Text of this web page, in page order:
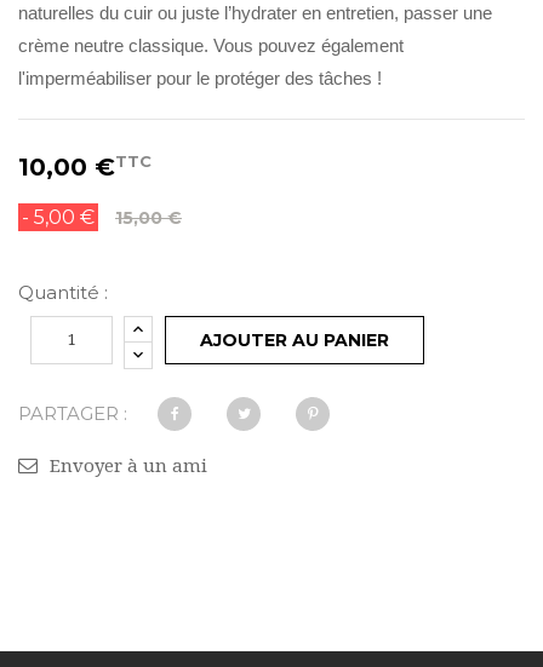
naturelles du cuir ou juste l’hydrater en entretien, passer une
crème neutre classique. Vous pouvez également
l'imperméabiliser pour le protéger des tâches !
10,00 €TTC
- 5,00 € 15,00 €
Quantité :
AJOUTER AU PANIER
PARTAGER :
Envoyer à un ami